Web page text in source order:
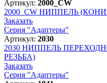
Артикул: 2000_CW
2000_CW НИППЕЛЬ
Заказать
Серия "Адаптеры"
Артикул: 2030
2030 НИППЕЛЬ
РЕЗЬБА)
Заказать
Серия "Адаптеры"